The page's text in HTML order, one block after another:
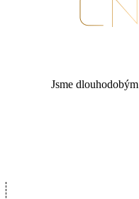
Jsme dlouhodobým